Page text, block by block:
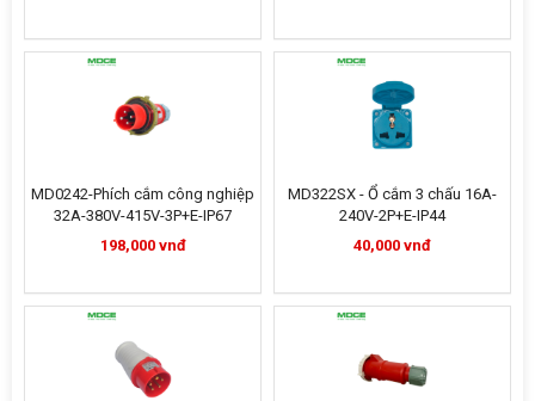
MD0242-Phích cắm công nghiệp
32A-380V-415V-3P+E-IP67
198,000 vnđ
MD322SX - Ổ cắm 3 chấu 16A-
240V-2P+E-IP44
40,000 vnđ